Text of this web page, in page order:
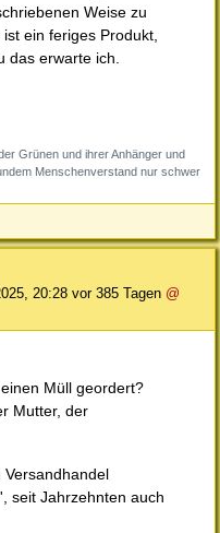
Weise zu
ein feriges Produkt,
das erwarte ich.
Grünen und ihrer Anhänger und
Menschenverstand nur schwer
20:28 vor 385 Tagen @
Müll geordert?
Mutter, der
Versandhandel
seit Jahrzehnten auch